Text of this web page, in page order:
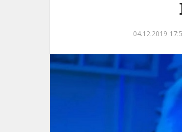
04.12.2019